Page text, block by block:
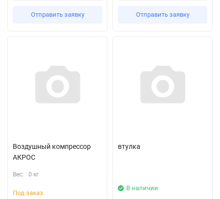
Отправить заявку Отправить заявку
Воздушный компрессор
АКРОС
Вес: 0 кг
Под заказ
втулка
В наличии